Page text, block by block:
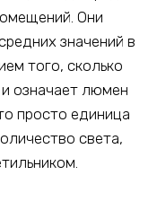
Они
значений в
того, сколько
означает люмен
просто единица
света,